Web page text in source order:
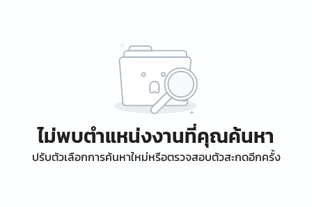
ไม่พบตำแหน่งงานที่คุณค้นหา
ปรับตัวเลือกการค้นหาใหม่หรือตรวจสอบตัวสะกดอีกครั้ง